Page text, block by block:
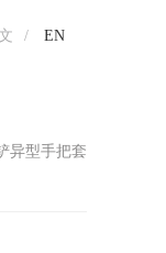
/ EN
异型手把套